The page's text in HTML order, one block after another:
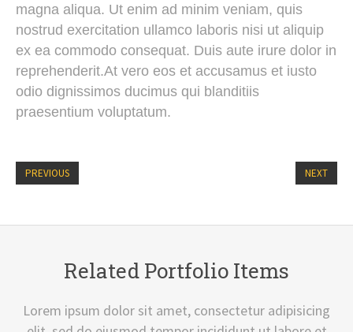
magna aliqua. Ut enim ad minim veniam, quis
nostrud exercitation ullamco laboris nisi ut aliquip
ex ea commodo consequat. Duis aute irure dolor in
reprehenderit.At vero eos et accusamus et iusto
odio dignissimos ducimus qui blanditiis
praesentium voluptatum.
PREVIOUS NEXT
Related Portfolio Items
Lorem ipsum dolor sit amet, consectetur adipisicing